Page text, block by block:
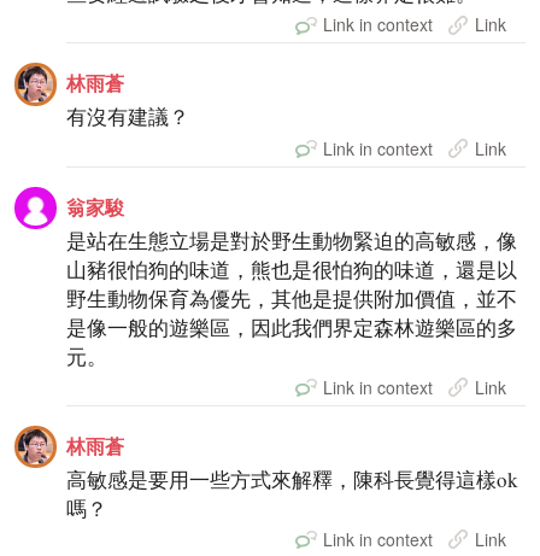
Link in context Link
林雨蒼
有沒有建議？
Link in context Link
翁家駿
是站在生態立場是對於野生動物緊迫的高敏感，像
山豬很怕狗的味道，熊也是很怕狗的味道，還是以
野生動物保育為優先，其他是提供附加價值，並不
是像一般的遊樂區，因此我們界定森林遊樂區的多
元。
Link in context Link
林雨蒼
高敏感是要用一些方式來解釋，陳科長覺得這樣ok
嗎？
Link in context Link